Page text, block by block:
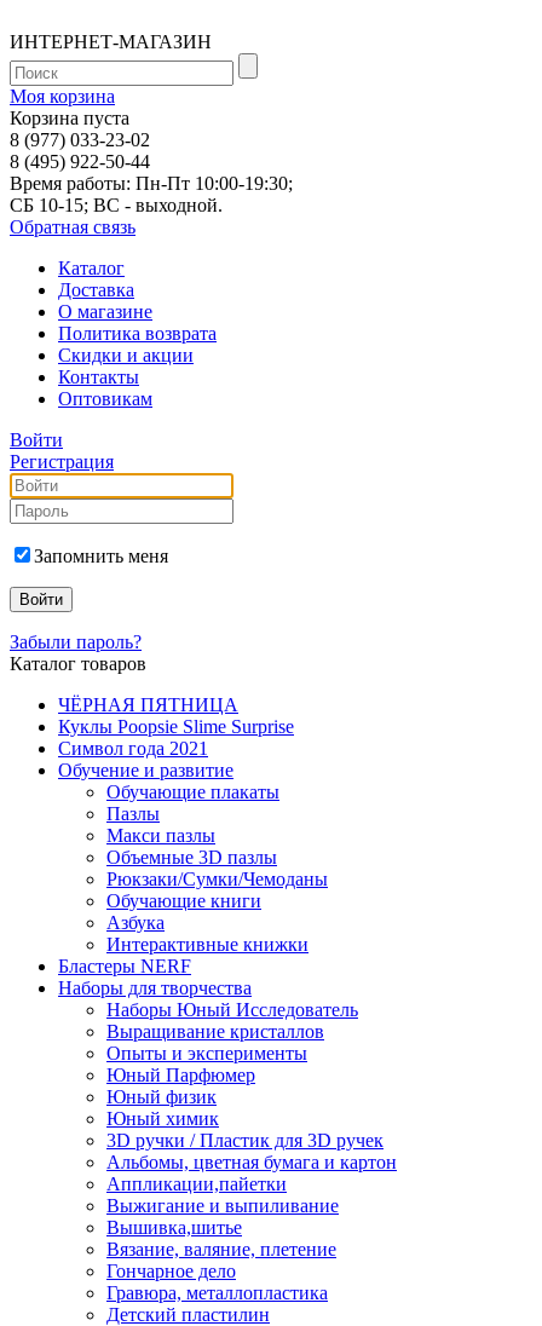
ИНТЕРНЕТ-МАГАЗИН
Моя корзина
Корзина пуста
8 (977) 033-23-02
8 (495) 922-50-44
Время работы: Пн-Пт 10:00-19:30;
СБ 10-15; ВС - выходной.
Обратная связь
Каталог
Доставка
О магазине
Политика возврата
Скидки и акции
Контакты
Оптовикам
Войти
Регистрация
Запомнить меня
Забыли пароль?
Каталог товаров
ЧЁРНАЯ ПЯТНИЦА
Куклы Poopsie Slime Surprise
Символ года 2021
Обучение и развитие
Обучающие плакаты
Пазлы
Макси пазлы
Объемные 3D пазлы
Рюкзаки/Сумки/Чемоданы
Обучающие книги
Азбука
Интерактивные книжки
Бластеры NERF
Наборы для творчества
Наборы Юный Исследователь
Выращивание кристаллов
Опыты и эксперименты
Юный Парфюмер
Юный физик
Юный химик
3D ручки / Пластик для 3D ручек
Альбомы, цветная бумага и картон
Аппликации,пайетки
Выжигание и выпиливание
Вышивка,шитье
Вязание, валяние, плетение
Гончарное дело
Гравюра, металлопластика
Детский пластилин